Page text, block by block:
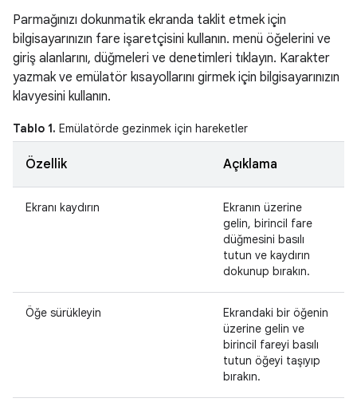
Parmağınızı dokunmatik ekranda taklit etmek için
bilgisayarınızın fare işaretçisini kullanın. menü öğelerini ve
giriş alanlarını, düğmeleri ve denetimleri tıklayın. Karakter
yazmak ve emülatör kısayollarını girmek için bilgisayarınızın
klavyesini kullanın.
Tablo 1. Emülatörde gezinmek için hareketler
Özellik Açıklama
Ekranı kaydırın
Ekranın üzerine
gelin, birincil fare
düğmesini basılı
tutun ve kaydırın
dokunup bırakın.
Öğe sürükleyin
Ekrandaki bir öğenin
üzerine gelin ve
birincil fareyi basılı
tutun öğeyi taşıyıp
bırakın.